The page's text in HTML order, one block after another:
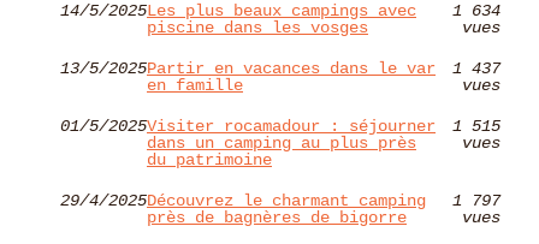
14/5/2025Les plus beaux campings avec
piscine dans les vosges
1 634
vues
13/5/2025Partir en vacances dans le var
en famille
1 437
vues
01/5/2025Visiter rocamadour : séjourner
dans un camping au plus près
du patrimoine
1 515
vues
29/4/2025Découvrez le charmant camping
près de bagnères de bigorre
1 797
vues